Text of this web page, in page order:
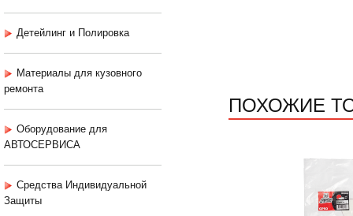
Детейлинг и Полировка
Материалы для кузовного
ремонта
Оборудование для
АВТОСЕРВИСА
Средства Индивидуальной
Защиты
ПОХОЖИЕ